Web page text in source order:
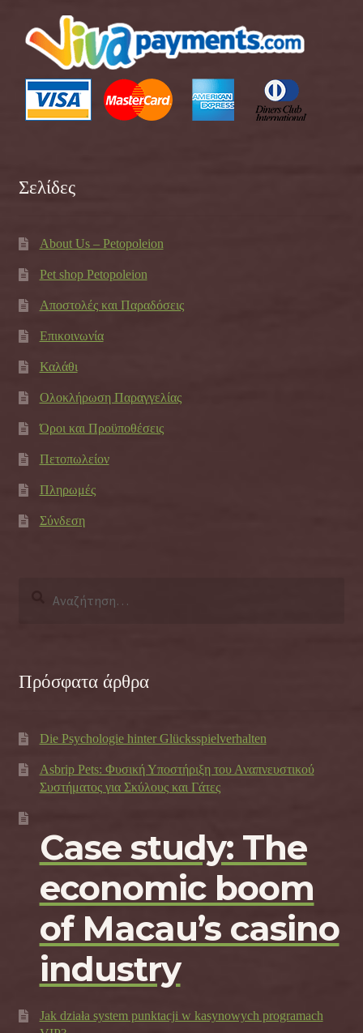
Σελίδες
About Us – Petopoleion
Pet shop Petopoleion
Αποστολές και Παραδόσεις
Επικοινωνία
Καλάθι
Ολοκλήρωση Παραγγελίας
Όροι και Προϋποθέσεις
Πετοπωλείον
Πληρωμές
Σύνδεση
Πρόσφατα άρθρα
Die Psychologie hinter Glücksspielverhalten
Asbrip Pets: Φυσική Υποστήριξη του Αναπνευστικού
Συστήματος για Σκύλους και Γάτες
Case study: The
economic boom
of Macau’s casino
industry
Jak działa system punktacji w kasynowych programach